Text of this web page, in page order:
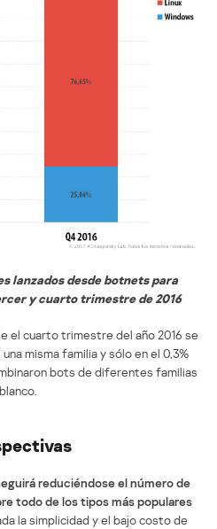
lanzados desde botnets para
y cuarto trimestre de 2016
el cuarto trimestre del año 2016 se
misma familia y sólo en el 0,3%
bots de diferentes familias
reduciéndose el número de
todo de los tipos más populares
la simplicidad y el bajo costo de